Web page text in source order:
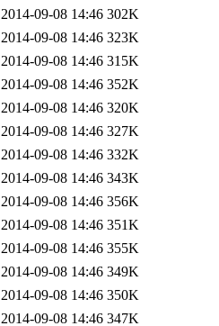
2014-09-08 14:46 302K
2014-09-08 14:46 323K
2014-09-08 14:46 315K
2014-09-08 14:46 352K
2014-09-08 14:46 320K
2014-09-08 14:46 327K
2014-09-08 14:46 332K
2014-09-08 14:46 343K
2014-09-08 14:46 356K
2014-09-08 14:46 351K
2014-09-08 14:46 355K
2014-09-08 14:46 349K
2014-09-08 14:46 350K
2014-09-08 14:46 347K